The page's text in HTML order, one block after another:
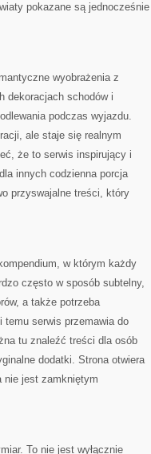
pokazane są jednocześnie
wyobrażenia z
dekoracjach schodów i
podczas wyjazdu.
ale staje się realnym
że to serwis inspirujący i
innych codzienna porcja
przyswajalne treści, który
w którym każdy
często w sposób subtelny,
a także potrzeba
temu serwis przemawia do
tu znaleźć treści dla osób
dodatki. Strona otwiera
nie jest zamkniętym
To nie jest wyłącznie